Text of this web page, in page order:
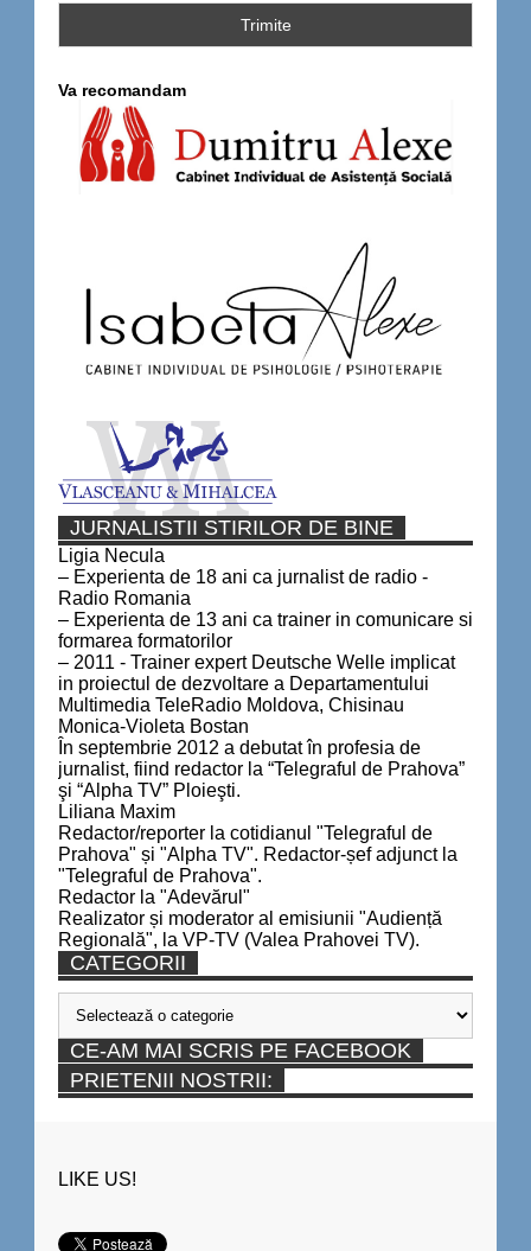
Va recomandam
JURNALISTII STIRILOR DE BINE
Ligia Necula
– Experienta de 18 ani ca jurnalist de radio -
Radio Romania
– Experienta de 13 ani ca trainer in comunicare si
formarea formatorilor
– 2011 - Trainer expert Deutsche Welle implicat
in proiectul de dezvoltare a Departamentului
Multimedia TeleRadio Moldova, Chisinau
Monica-Violeta Bostan
În septembrie 2012 a debutat în profesia de
jurnalist, fiind redactor la “Telegraful de Prahova”
şi “Alpha TV” Ploieşti.
Liliana Maxim
Redactor/reporter la cotidianul "Telegraful de
Prahova" și "Alpha TV". Redactor-șef adjunct la
"Telegraful de Prahova".
Redactor la "Adevărul"
Realizator și moderator al emisiunii "Audiență
Regională", la VP-TV (Valea Prahovei TV).
CATEGORII
Categorii
CE-AM MAI SCRIS PE FACEBOOK
PRIETENII NOSTRII:
LIKE US!